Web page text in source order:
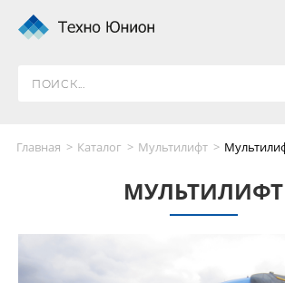
Главная Каталог Мультилифт
МУЛЬТИЛИФТ